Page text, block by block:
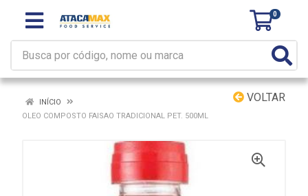
0
VOLTAR
INÍCIO
OLEO COMPOSTO FAISAO TRADICIONAL PET. 500ML